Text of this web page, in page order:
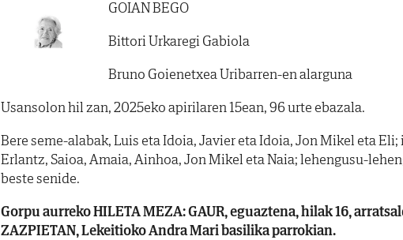
GOIAN BEGO
Bittori Urkaregi Gabiola
Bruno Goienetxea Uribarren-en alarguna
Usansolon hil zan, 2025eko apirilaren 15ean, 96 urte ebazala.
Bere seme-alabak, Luis eta Idoia, Javier eta Idoia, Jon Mikel eta Eli;
Erlantz, Saioa, Amaia, Ainhoa, Jon Mikel eta Naia; lehengusu-
beste senide.
Gorpu aurrekoHILETA MEZA: GAUR, eguaztena, hilak 16,
ZAZPIETAN, Lekeitioko Andra Mari basilika parrokian.